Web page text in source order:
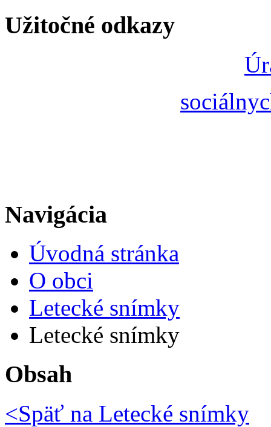
Užitočné odkazy
Navigácia
Úvodná stránka
O obci
Letecké snímky
Letecké snímky
Obsah
<Späť na Letecké snímky